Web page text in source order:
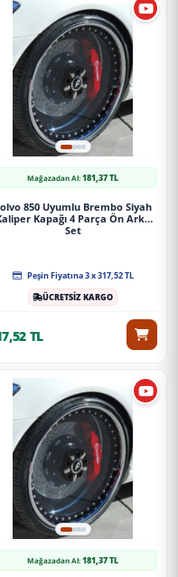
Montaj işlemi el
Kapağı 4 Parça Ön Arka
kargoda zarar
ulaştırılır. %100
Mağazadan Al:181,37 TL
850 Uyumlu Brembo Siyah
Kapağı 4 Parça Ön Arka
Set
Peşin Fiyatına 3 x 317,52 TL
ÜCRETSİZ KARGO
TL
Mağazadan Al:181,37 TL